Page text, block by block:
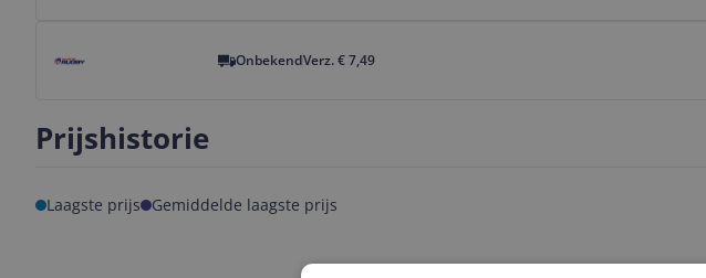
OnbekendVerz. € 7,49
Prijshistorie
Laagste prijs Gemiddelde laagste prijs